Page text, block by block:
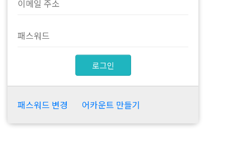
로그인
패스워드 변경 어카운트 만들기